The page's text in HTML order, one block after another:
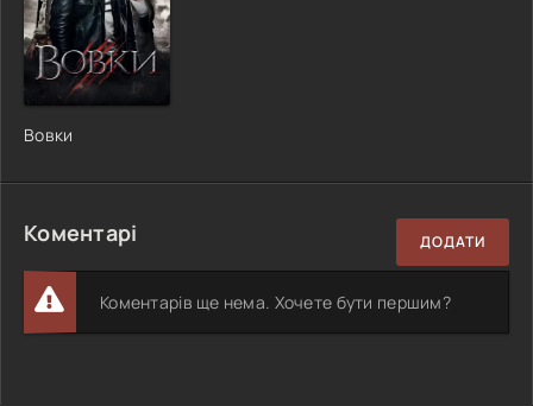
Вовки
Коментарі ДОДАТИ
Коментарів ще нема. Хочете бути першим?